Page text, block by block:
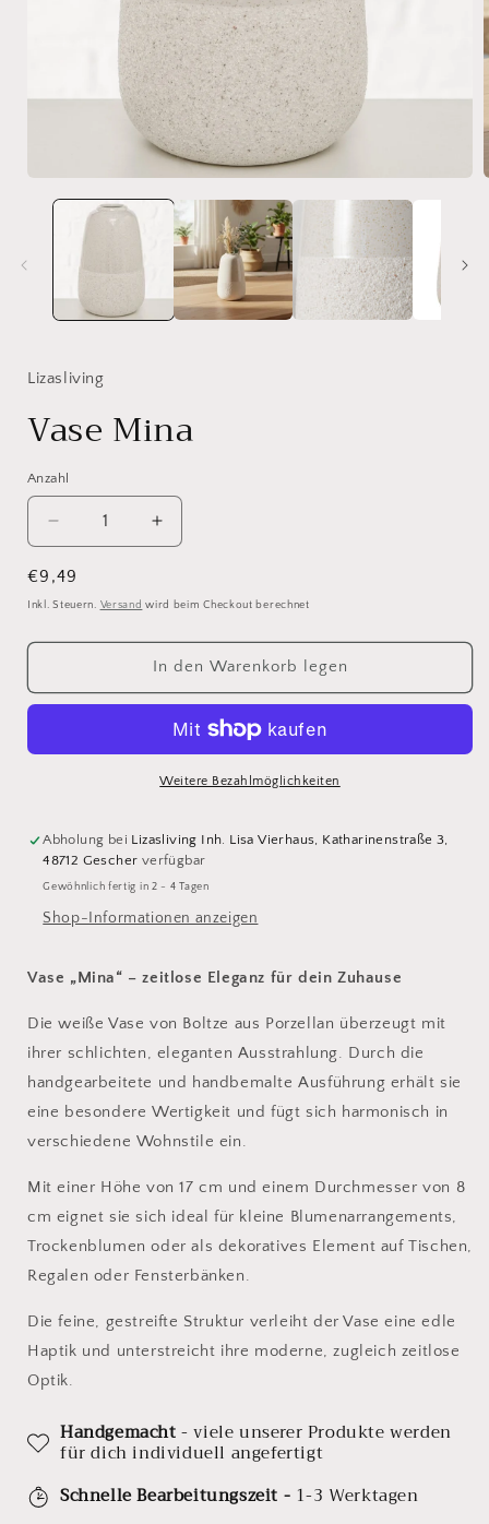
Lizasliving
Vase Mina
Anzahl
Verringere
die
Menge
für
Mina
Erhöhe
die
für
Mina
Normaler
Preis
€9,49
Inkl. Steuern. Versand wird beim Checkout berechnet
In den Warenkorb legen
Weitere Bezahlmöglichkeiten
Abholung bei Lizasliving Inh. Lisa Vierhaus, Katharinenstraße 3,
48712 Gescher verfügbar
Gewöhnlich fertig in 2 - 4 Tagen
Shop-Informationen anzeigen
Vase „Mina“ – zeitlose Eleganz für dein Zuhause
Die weiße Vase von Boltze aus Porzellan überzeugt mit
ihrer schlichten, eleganten Ausstrahlung. Durch die
handgearbeitete und handbemalte Ausführung erhält sie
eine besondere Wertigkeit und fügt sich harmonisch in
verschiedene Wohnstile ein.
Mit einer Höhe von 17 cm und einem Durchmesser von 8
cm eignet sie sich ideal für kleine Blumenarrangements,
Trockenblumen oder als dekoratives Element auf Tischen,
Regalen oder Fensterbänken.
Die feine, gestreifte Struktur verleiht der Vase eine edle
Haptik und unterstreicht ihre moderne, zugleich zeitlose
Optik.
Handgemacht- viele unserer Produkte werden
für dich individuell angefertigt
Schnelle Bearbeitungszeit - 1-3 Werktagen